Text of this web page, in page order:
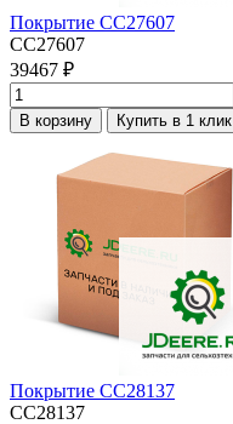
Покрытие CC27607
CC27607
39467 ₽
В корзину Купить в 1 клик
Покрытие CC28137
CC28137